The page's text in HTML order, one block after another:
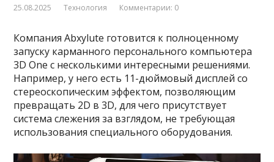
25.08.2025 Технология Комментарии: 0
Компания Abxylute готовится к полноценному
запуску карманного персонального компьютера
3D One с несколькими интересными решениями.
Например, у него есть 11-дюймовый дисплей со
стереоскопическим эффектом, позволяющим
превращать 2D в 3D, для чего присутствует
система слежения за взглядом, не требующая
использования специального оборудования.